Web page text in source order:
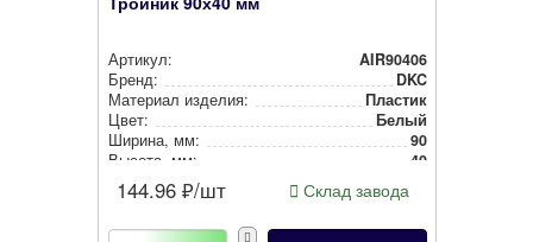
Артикул:
AIR90406
Бренд:
DKC
Материал изделия:
Пластик
Цвет:
Белый
Ширина, мм:
90
Высота, мм:
40
144.96 ₽/шт Склад завода